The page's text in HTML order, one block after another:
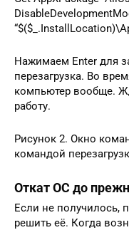
Нажимаем Enter для
перезагрузка. Во
компьютер вообще.
работу.
Рисунок 2. Окно
командой
Откат ОС до
Если не получилось,
решить её. Когда